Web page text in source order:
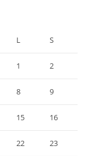
L S
1 2
8 9
15 16
22 23